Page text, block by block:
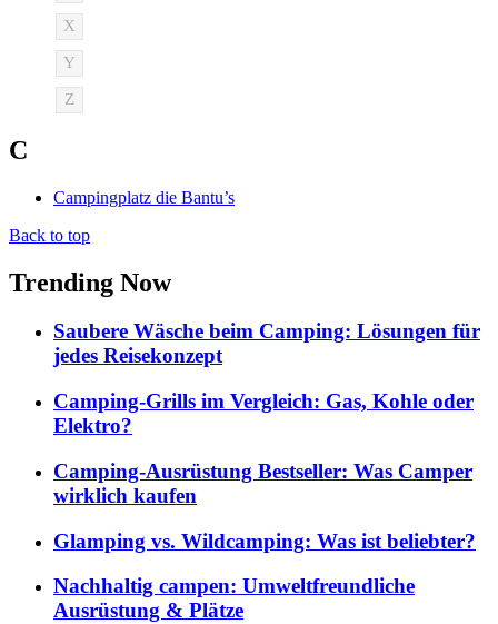
X
Y
Z
C
Campingplatz die Bantu’s
Back to top
Trending Now
Saubere Wäsche beim Camping: Lösungen für
jedes Reisekonzept
Camping-Grills im Vergleich: Gas, Kohle oder
Elektro?
Camping-Ausrüstung Bestseller: Was Camper
wirklich kaufen
Glamping vs. Wildcamping: Was ist beliebter?
Nachhaltig campen: Umweltfreundliche
Ausrüstung & Plätze